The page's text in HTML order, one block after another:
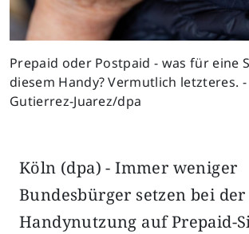
Prepaid oder Postpaid - was für eine
diesem Handy? Vermutlich letzteres.
Gutierrez-Juarez/dpa
Köln (dpa) - Immer weniger
Bundesbürger setzen bei der
Handynutzung auf Prepaid-